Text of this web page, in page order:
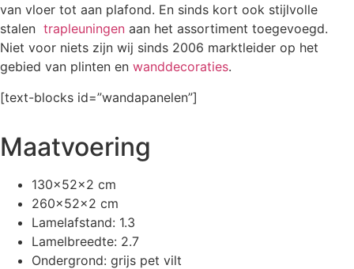
van vloer tot aan plafond. En sinds kort ook stijlvolle
stalen trapleuningen aan het assortiment toegevoegd.
Niet voor niets zijn wij sinds 2006 marktleider op het
gebied van plinten en wanddecoraties.
[text-blocks id=”wandapanelen”]
Maatvoering
130x52x2 cm
260x52x2 cm
Lamelafstand: 1.3
Lamelbreedte: 2.7
Ondergrond: grijs pet vilt